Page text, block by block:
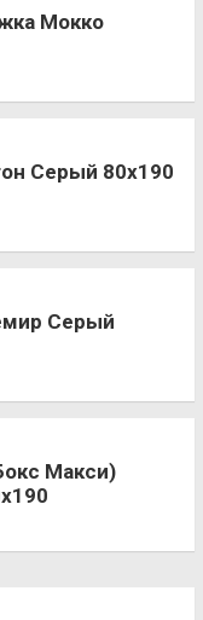
Мокко
Серый 80х190
Серый
Макси)